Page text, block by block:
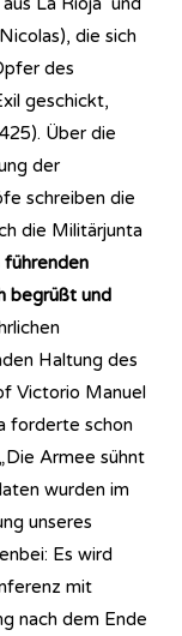
die sich
des
geschickt,
Über die
der
schreiben die
die Militärjunta
führenden
begrüßt und
Haltung des
Victorio Manuel
forderte schon
Armee sühnt
wurden im
unseres
Es wird
mit
nach dem Ende